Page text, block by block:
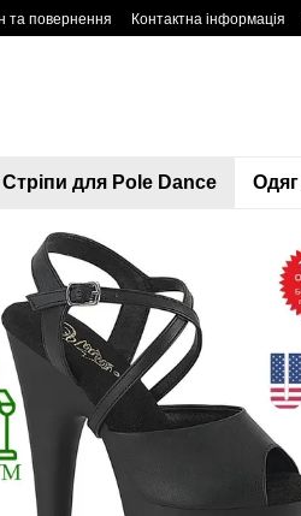
та повернення Контактна інформація
Cтріпи для Pole Dance